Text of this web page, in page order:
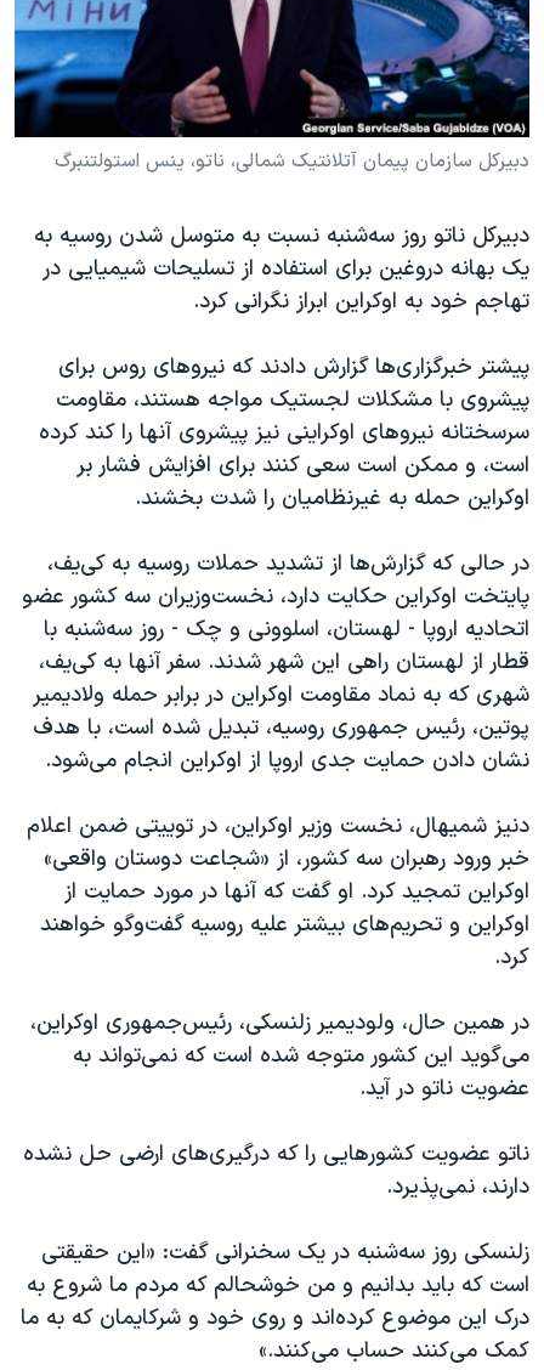
فرهنگ و زندگی
حقوق شهروندی
اقتصادی
علم و فناوری
گالری عکس
آرشیو پخش زنده
مستندها
انتخابات ریاست جمهوری آمریکا ۲۰۲۴
حمله جمهوری اسلامی به اسرائیل
رمز مهسا
اعتراضات زن، زندگی، آزادی
مجموعه مستندهای دادخواهی
دادگاه حمید نوری
چهل سال گروگان‌گیری
قانون شفافیت دارائی کادر رهبری ایران
اعتراضات مردمی آبان ۹۸
اسرائیل در جنگ
نرگس محمدی برنده جایزه نوبل صلح
همایش محافظه‌کاران آمریکا «سی‌پک»
صفحه‌های ویژه
سفر پرزیدنت ترامپ به چین
دنبال کنید
دبیرکل سازمان پیمان آتلانتیک شمالی، ناتو، ینس استولتنبرگ
دبیرکل ناتو روز سه‌شنبه نسبت به متوسل شدن روسیه به
یک بهانه دروغین برای استفاده از تسلیحات شیمیایی در
تهاجم خود به اوکراین ابراز نگرانی کرد.
پیشتر خبرگزاری‌ها گزارش دادند که نیروهای روس برای
پیشروی با مشکلات لجستیک مواجه هستند، مقاومت
سرسختانه نیروهای اوکراینی نیز پیشروی آنها را کند کرده
است، و ممکن است سعی کنند برای افزایش فشار بر
اوکراین حمله به غیرنظامیان را شدت بخشند.
در حالی که گزارش‌ها از تشدید حملات روسیه به کی‌یف،
پایتخت اوکراین حکایت دارد، نخست‌وزیران سه کشور عضو
اتحادیه اروپا - لهستان، اسلوونی و چک - روز سه‌شنبه با
قطار از لهستان راهی این شهر شدند. سفر آنها به کی‌یف،
شهری که به نماد مقاومت اوکراین در برابر حمله ولادیمیر
پوتین، رئیس جمهوری روسیه، تبدیل شده است، با هدف
نشان دادن حمایت جدی اروپا از اوکراین انجام می‌شود.
دنیز شمیهال، نخست وزیر اوکراین، در توییتی ضمن اعلام
خبر ورود رهبران سه کشور، از «شجاعت دوستان واقعی»
اوکراین تمجید کرد. او گفت که آنها در مورد حمایت از
اوکراین و تحریم‌های بیشتر علیه روسیه گفت‌وگو خواهند
کرد.
در همین حال، ولودیمیر زلنسکی، رئیس‌جمهوری اوکراین،
می‌گوید این کشور متوجه شده است که نمی‌تواند به
عضویت ناتو در آید.
ناتو عضویت کشورهایی را که درگیری‌های ارضی حل نشده
دارند، نمی‌پذیرد.
زلنسکی روز سه‌شنبه در یک سخنرانی گفت: «این حقیقتی
است که باید بدانیم و من خوشحالم که مردم ما شروع به
درک این موضوع کرده‌اند و روی خود و شرکایمان که به ما
کمک می‌کنند حساب می‌کنند.»